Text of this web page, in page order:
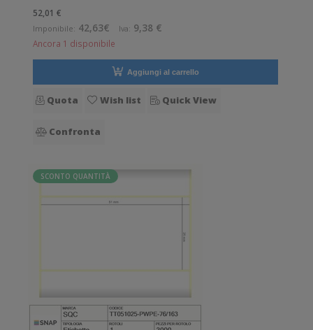
etichette per bobina. Etichette in poliestere con adesivo
permanente. Diametro interno: 76 mm. Diametro esterno:
150 mm. Tipo: Supporto di stamp
52,01 €
Imponibile: 42,63€ Iva: 9,38 €
Ancora 1 disponibile
Aggiungi al carrello
Quota Wish list Quick View
Confronta
SCONTO QUANTITÀ